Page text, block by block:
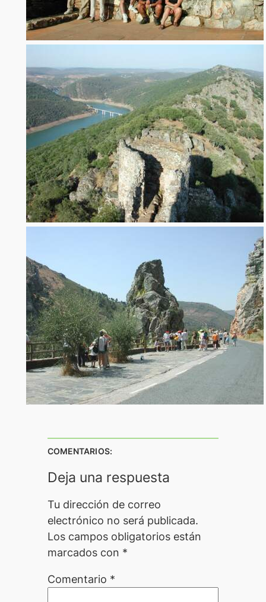
COMENTARIOS:
Deja una respuesta
Tu dirección de correo
electrónico no será publicada.
Los campos obligatorios están
marcados con *
Comentario *